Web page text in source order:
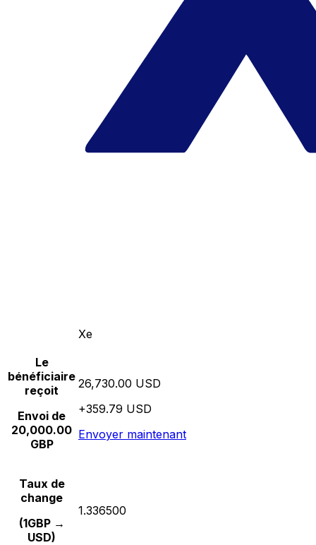
Xe
Le
bénéficiaire
reçoit
Envoi de
20,000.00
GBP
26,730.00 USD
+359.79 USD
Envoyer maintenant
Taux de
change
(1GBP →
USD)
1.336500